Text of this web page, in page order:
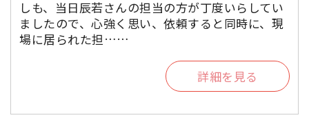
しも、当日辰若さんの担当の方が丁度いらしてい
ましたので、心強く思い、依頼すると同時に、現
場に居られた担……
詳細を見る